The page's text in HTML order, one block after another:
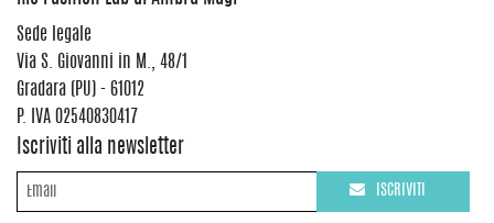
Sede legale
Via S. Giovanni in M., 48/1
Gradara (PU) - 61012
P. IVA 02540830417
Iscriviti alla newsletter
ISCRIVITI